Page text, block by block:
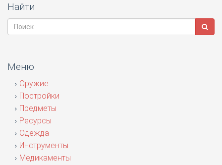
Найти
Меню
Оружие
Постройки
Предметы
Ресурсы
Одежда
Инструменты
Медикаменты